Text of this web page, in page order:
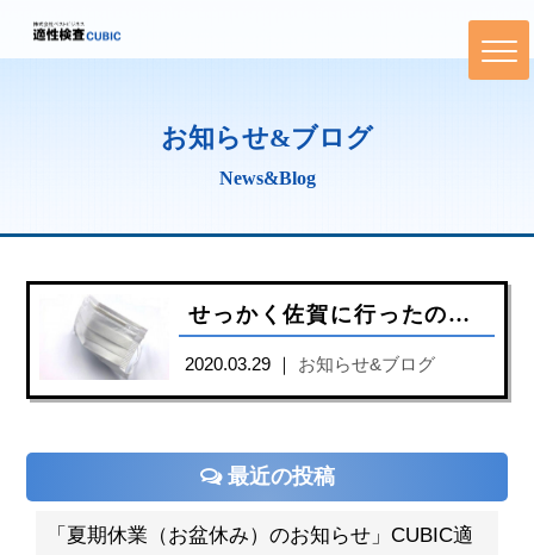
お知らせ&ブログ
News&Blog
せっかく佐賀に行ったのでマスクを買うために並んでみた
2020.03.29 ｜ お知らせ&ブログ
最近の投稿
「夏期休業（お盆休み）のお知らせ」CUBIC適